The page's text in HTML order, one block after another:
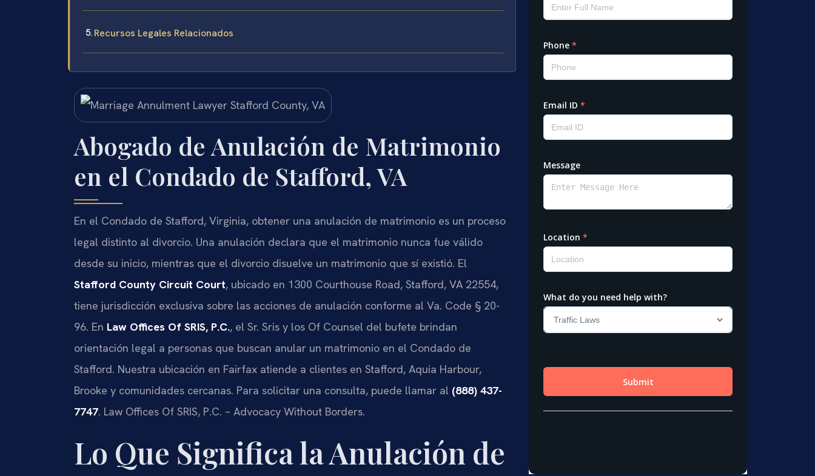
Recursos Legales Relacionados
Abogado de Anulación de Matrimonio
en el Condado de Stafford, VA
En el Condado de Stafford, Virginia, obtener una anulación de matrimonio es un proceso
legal distinto al divorcio. Una anulación declara que el matrimonio nunca fue válido
desde su inicio, mientras que el divorcio disuelve un matrimonio que sí existió. El
Stafford County Circuit Court, ubicado en 1300 Courthouse Road, Stafford, VA 22554,
tiene jurisdicción exclusiva sobre las acciones de anulación conforme al Va. Code § 20-
96. En Law Offices Of SRIS, P.C., el Sr. Sris y los Of Counsel del bufete brindan
orientación legal a personas que buscan anular un matrimonio en el Condado de
Stafford. Nuestra ubicación en Fairfax atiende a clientes en Stafford, Aquia Harbour,
Brooke y comunidades cercanas. Para solicitar una consulta, puede llamar al (888) 437-
7747. Law Offices Of SRIS, P.C. – Advocacy Without Borders.
Lo Que Significa la Anulación de